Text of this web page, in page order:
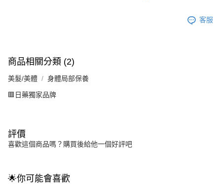
客服
商品相關分類 (2)
美髮/美體 身體局部保養
🟥日藥獨家品牌
評價
喜歡這個商品嗎？購買後給他一個好評吧
🌟你可能會喜歡